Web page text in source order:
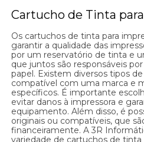
Cartucho de Tinta
Os cartuchos de tinta para
garantir a qualidade das
por um reservatório de tinta e
que juntos são responsáveis
papel. Existem diversos tipos
compatível com uma marca e
específicos. É importante
evitar danos à impressora e
equipamento. Além disso, é
originais ou compatíveis, que
financeiramente. A 3R
variedade de cartuchos de tinta